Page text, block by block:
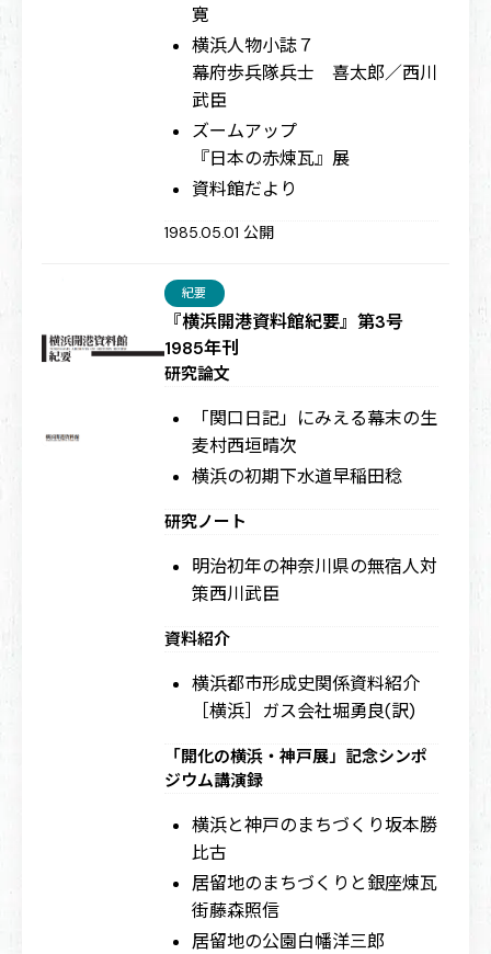
寛
横浜人物小誌７
幕府歩兵隊兵士 喜太郎／西川
武臣
ズームアップ
『日本の赤煉瓦』展
資料館だより
1985.05.01 公開
『横浜開港資料館紀要』第3号
1985年刊
紀要
研究論文
「関口日記」にみえる幕末の生
麦村西垣晴次
横浜の初期下水道早稲田稔
研究ノート
明治初年の神奈川県の無宿人対
策西川武臣
資料紹介
横浜都市形成史関係資料紹介
［横浜］ガス会社堀勇良(訳)
「開化の横浜・神戸展」記念シンポ
ジウム講演録
横浜と神戸のまちづくり坂本勝
比古
居留地のまちづくりと銀座煉瓦
街藤森照信
居留地の公園白幡洋三郎